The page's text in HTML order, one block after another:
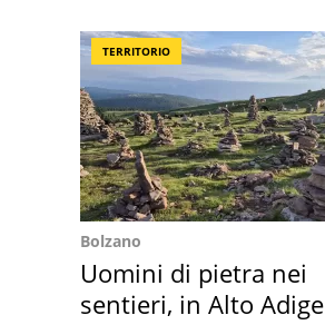
TERRITORIO
Bolzano
Uomini di pietra nei
sentieri, in Alto Adige